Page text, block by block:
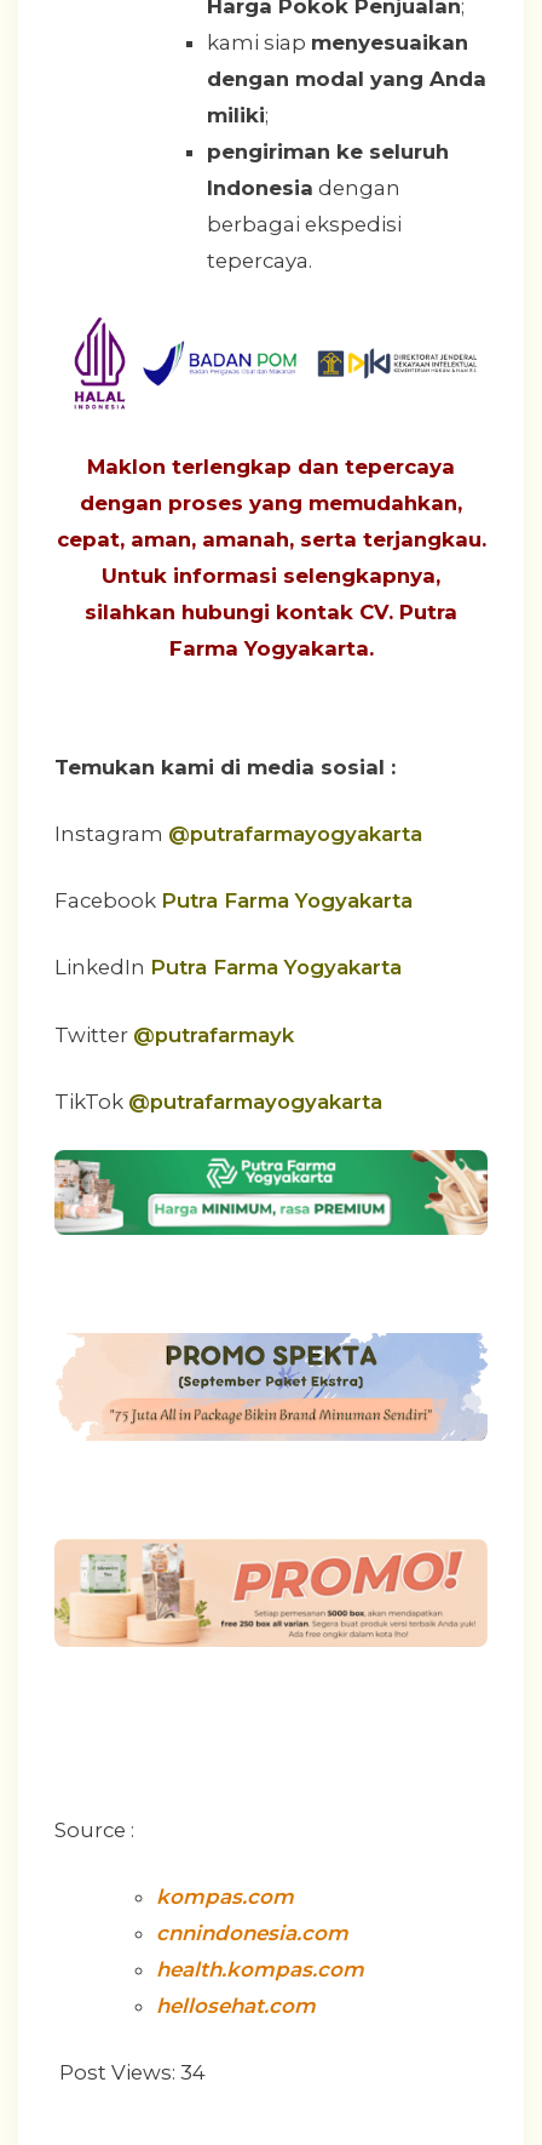
Harga Pokok Penjualan;
kami siap menyesuaikan
dengan modal yang Anda
miliki;
pengiriman ke seluruh
Indonesia dengan
berbagai ekspedisi
tepercaya.
Maklon terlengkap dan tepercaya
dengan proses yang memudahkan,
cepat, aman, amanah, serta terjangkau.
Untuk informasi selengkapnya,
silahkan hubungi kontak CV. Putra
Farma Yogyakarta.
Temukan kami di media sosial :
Instagram @putrafarmayogyakarta
Facebook Putra Farma Yogyakarta
LinkedIn Putra Farma Yogyakarta
Twitter @putrafarmayk
TikTok @putrafarmayogyakarta
Source :
kompas.com
cnnindonesia.com
health.kompas.com
hellosehat.com
Post Views: 34